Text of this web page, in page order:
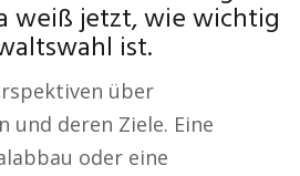
weiß jetzt, wie wichtig
ist.
über
und deren Ziele. Eine
oder eine